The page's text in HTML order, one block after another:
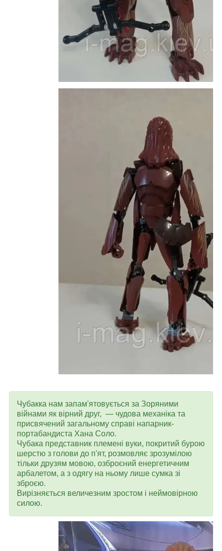
Чубакка нам запам'ятовується за Зоряними
війнами як вірний друг, — чудова механіка та
присвячений загальному справі напарник-
портабандиста Хана Соло.
Чубака представник племені вуки, покритий бурою
шерстю з голови до п'ят, розмовляє зрозумілою
тільки друзям мовою, озброєний енергетичним
арбалетом, а з одягу на ньому лише сумка зі
зброєю.
Вирізняється величезним зростом і неймовірною
силою.